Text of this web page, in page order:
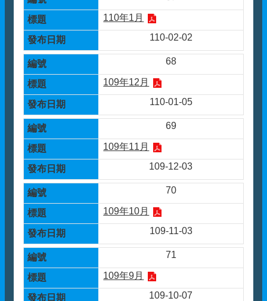
110年1月
110-02-02
68
109年12月
110-01-05
69
109年11月
109-12-03
70
109年10月
109-11-03
71
109年9月
109-10-07